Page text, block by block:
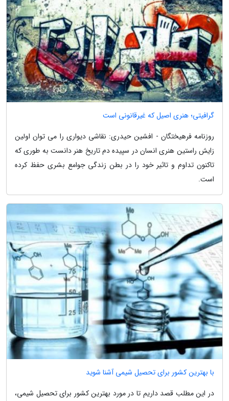
گرافیتی؛ هنری اصیل که غیرقانونی است
روزنامه فرهیختگان - افشین حیدری: نقاشی دیواری را می توان اولین
زایش راستین هنری انسان در سپیده دم تاریخ هنر دانست به طوری که
تاکنون تداوم و تاثیر خود را در بطن زندگی جوامع بشری حفظ کرده
است.
با بهترین کشور برای تحصیل شیمی آشنا شوید
در این مطلب قصد داریم تا در مورد بهترین کشور برای تحصیل شیمی،